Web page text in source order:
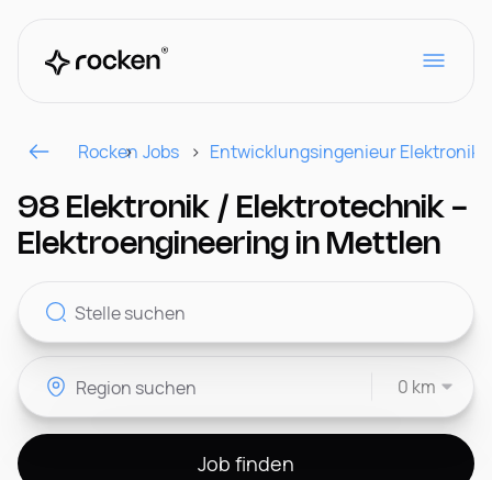
Für Arbeitgeber
Kontakt
CH
Rocken Jobs Entwicklungsingenieur
98 Elektronik / Elektrotechnik -
Elektroengineering in Mettlen
0 km
Job finden